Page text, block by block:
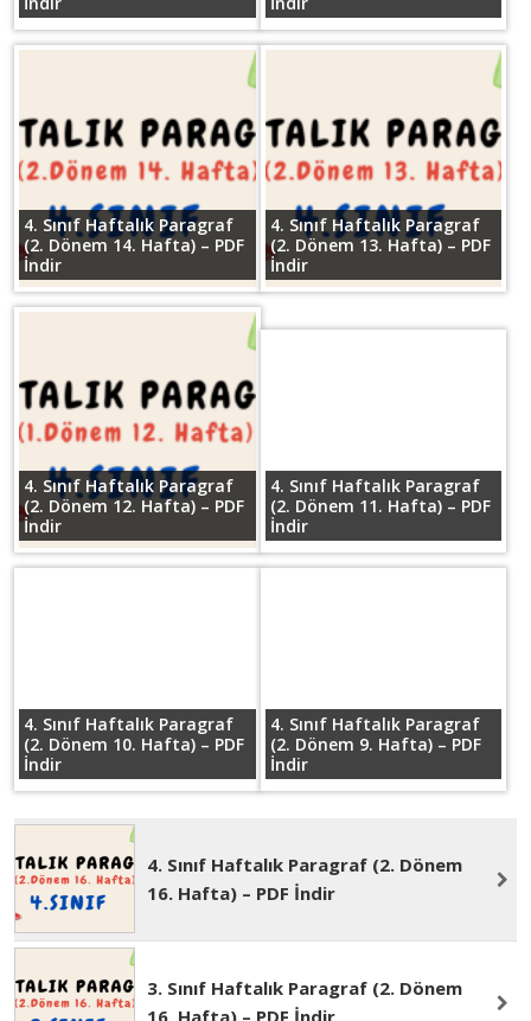
4. Sınıf Haftalık Paragraf
(2. Dönem 16. Hafta) – PDF
4. Sınıf Haftalık Paragraf
(2. Dönem 15. Hafta) – PDF
4. Sınıf Haftalık Paragraf
(2. Dönem 14. Hafta) – PDF
4. Sınıf Haftalık Paragraf
İndir
4. Sınıf Haftalık Paragraf
4. Sınıf Haftalık Paragraf
(2. Dönem 10. Hafta) – PDF
İndir
İndir
16. Hafta) – PDF İndir